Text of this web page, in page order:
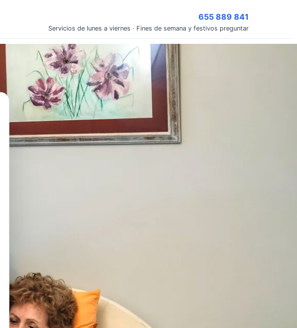
655 889 841
Servicios de lunes a viernes · Fines de semana y festivos preguntar